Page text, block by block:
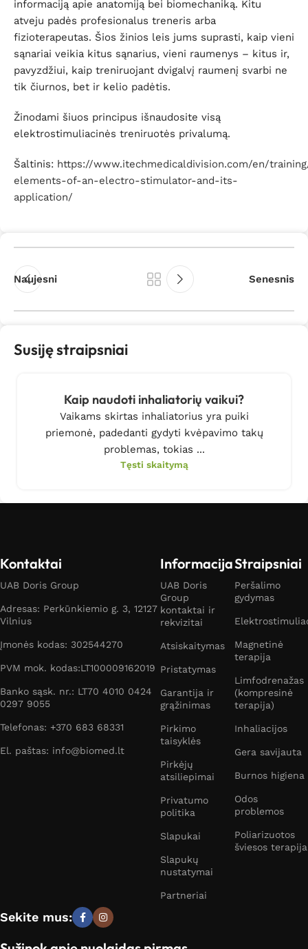
informaciją apie anatomiją bei biomechaniką. Kitu
atveju padės profesionalus treneris arba
fizioterapeutas. Šios žinios leis jums suprasti, kaip vieni
sąnariai veikia kitus sąnarius, vieni raumenys – kitus ir,
pavyzdžiui, kaip treniruojant dvigalvį raumenį svarbi ne
tik čiurnos, bet ir kelio padėtis.
Žinodami šiuos principus išnaudosite visą
elektrostimuliacinės treniruotės privalumą.
Šaltinis: https://www.itechmedicaldivision.com/en/
elements-of-an-electro-stimulator-and-its-
application/
Naujesni Senesnis
Susiję straipsniai
Kaip naudoti inhaliatorių vaikui?
Vaikams skirtas inhaliatorius yra puiki
priemonė, padedanti gydyti kvėpavimo takų
problemas, tokias ...
Tęsti skaitymą
Kontaktai
UAB Doris Group
Adresas: Perkūnkiemio g. 3, 12127
Vilnius
Įmonės kodas: 302544270
PVM mok. kodas:LT100009162019
Banko sąsk. nr.: LT70 4010 0424
0297 9055
Telefonas: +370 683 68331
El. paštas: info@biomed.lt
Informacija
UAB Doris
Group
kontaktai ir
rekvizitai
Atsiskaitymas
Pristatymas
Garantija ir
grąžinimas
Pirkimo
taisyklės
Pirkėjų
atsiliepimai
Privatumo
politika
Slapukai
Slapukų
nustatymai
Partneriai
Straipsniai
Peršalimo
gydymas
Magnetinė
terapija
Limfodrenažas
(kompresinė
terapija)
Inhaliacijos
Gera savijauta
Burnos higiena
Odos
problemos
Poliarizuotos
šviesos terapija
Sekite mus: